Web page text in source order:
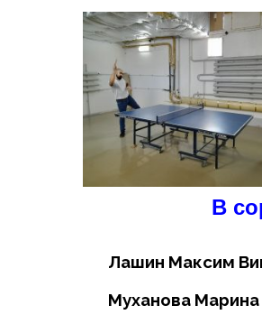
В со
Лашин Максим
Муханова